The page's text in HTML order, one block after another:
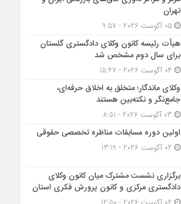
تهران
05 آگوست 2026 - 9:57
هیأت ‌رئیسه کانون وکلای دادگستری گلستان
برای سال دوم مشخص شد
وکلای ماندگار؛ متخلق به اخلاق حرفه‌ای،
جامع‌نگر و نکته‌بین هستند
اولین دوره مسابقات مناظره تخصصی حقوقی
برگزاری نشست مشترک میان کانون وکلای
دادگستری مرکزی و کانون پرورش فکری استان